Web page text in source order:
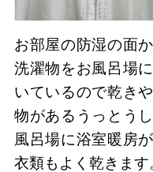
お部屋の防湿の面
洗濯物をお風呂場
いているので乾き
物があるうっとう
風呂場に浴室暖房
衣類もよく乾きます